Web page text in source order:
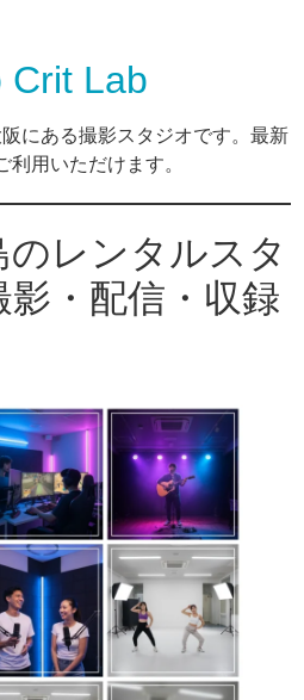
Crit Lab
にある撮影スタジオです。最新
用いただけます。
のレンタルスタ
影・配信・収録